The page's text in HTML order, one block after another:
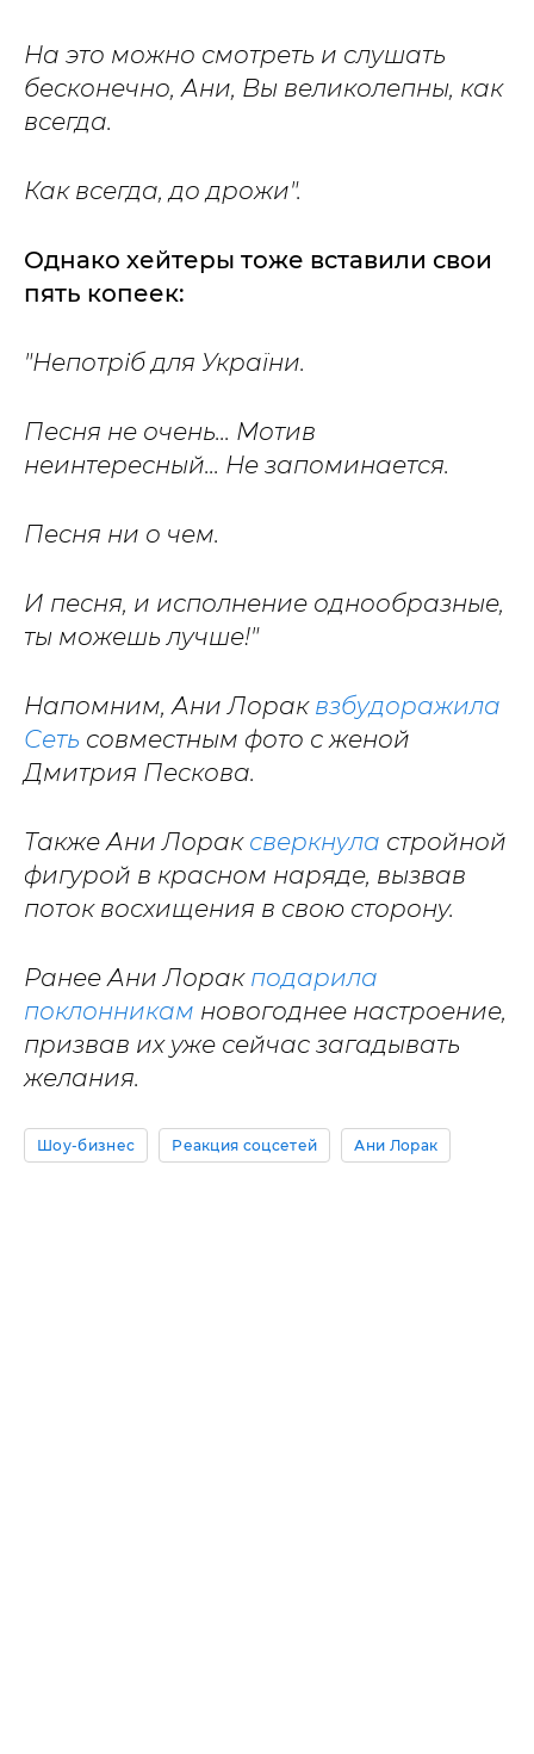
На это можно смотреть и слушать
бесконечно, Ани, Вы великолепны, как
всегда.
Как всегда, до дрожи".
Однако хейтеры тоже вставили свои
пять копеек:
"Непотріб для України.
Песня не очень... Мотив
неинтересный... Не запоминается.
Песня ни о чем.
И песня, и исполнение однообразные,
ты можешь лучше!"
Напомним, Ани Лорак взбудоражила
Сеть совместным фото с женой
Дмитрия Пескова.
Также Ани Лорак сверкнула стройной
фигурой в красном наряде, вызвав
поток восхищения в свою сторону.
Ранее Ани Лорак подарила
поклонникам новогоднее настроение,
призвав их уже сейчас загадывать
желания.
Шоу-бизнес Реакция соцсетей Ани Лорак